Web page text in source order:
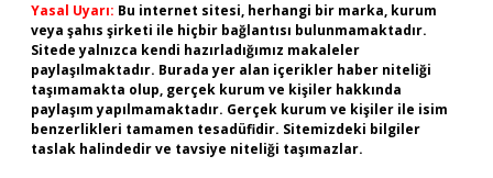
Yasal Uyarı: Bu internet sitesi, herhangi bir marka, kurum
veya şahıs şirketi ile hiçbir bağlantısı bulunmamaktadır.
Sitede yalnızca kendi hazırladığımız makaleler
paylaşılmaktadır. Burada yer alan içerikler haber niteliği
taşımamakta olup, gerçek kurum ve kişiler hakkında
paylaşım yapılmamaktadır. Gerçek kurum ve kişiler ile isim
benzerlikleri tamamen tesadüfidir. Sitemizdeki bilgiler
taslak halindedir ve tavsiye niteliği taşımazlar.